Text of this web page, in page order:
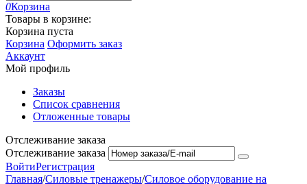
0Корзина
Товары в корзине:
Корзина пуста
Корзина Оформить заказ
Аккаунт
Мой профиль
Заказы
Список сравнения
Отложенные товары
Отслеживание заказа
Отслеживание заказа
ВойтиРегистрация
Главная/Силовые тренажеры/Силовое оборудование на